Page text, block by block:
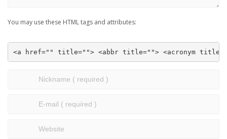
You may use these HTML tags and attributes:
<a href="" title=""> <abbr title=""> <acronym